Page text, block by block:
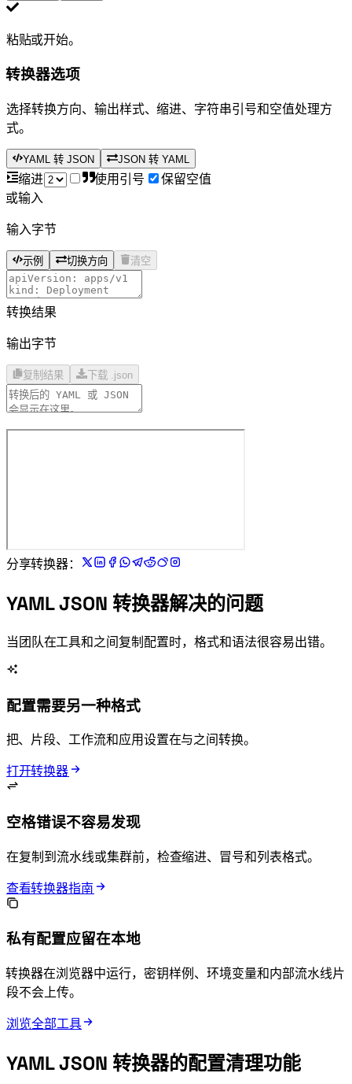
粘贴 YAML 或 JSON 开始。
YAML JSON 转换器选项
选择转换方向、输出样式、YAML 缩进、字符串引号和空值处理方
式。
YAML 转 JSON JSON 转 YAML
YAML 缩进 YAML 使用引号
保留空值
YAML 或 JSON 输入
0 输入字节
示例 切换方向 清空
转换结果
0 输出字节
复制结果 下载 .json
分享 YAML JSON 转换器：
YAML JSON 转换器解决的问题
当团队在 YAML 工具和 JSON API 之间复制配置时，格式和语法很容易出错。
配置需要另一种格式
把 Kubernetes manifests、Docker Compose 片段、GitHub Actions 工作流和应用设置在 YAML 与 JSON 之间转换。
打开 YAML JSON 转换器
空格错误不容易发现
在复制到流水线或集群前，检查 YAML 缩进、冒号和列表格式。
查看 YAML JSON 转换器指南
私有配置应留在本地
YAML JSON 转换器在浏览器中运行，密钥样例、环境变量和内部流水线片
段不会上传。
浏览全部工具
YAML JSON 转换器的配置清理功能